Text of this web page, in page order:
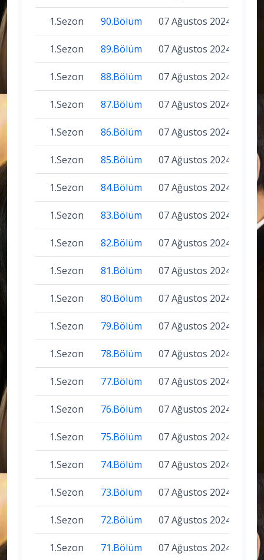
1.Sezon 90.Bölüm 07 Ağustos 2024
1.Sezon 89.Bölüm 07 Ağustos 2024
1.Sezon 88.Bölüm 07 Ağustos 2024
1.Sezon 87.Bölüm 07 Ağustos 2024
1.Sezon 86.Bölüm 07 Ağustos 2024
1.Sezon 85.Bölüm 07 Ağustos 2024
1.Sezon 84.Bölüm 07 Ağustos 2024
1.Sezon 83.Bölüm 07 Ağustos 2024
1.Sezon 82.Bölüm 07 Ağustos 2024
1.Sezon 81.Bölüm 07 Ağustos 2024
1.Sezon 80.Bölüm 07 Ağustos 2024
1.Sezon 79.Bölüm 07 Ağustos 2024
1.Sezon 78.Bölüm 07 Ağustos 2024
1.Sezon 77.Bölüm 07 Ağustos 2024
1.Sezon 76.Bölüm 07 Ağustos 2024
1.Sezon 75.Bölüm 07 Ağustos 2024
1.Sezon 74.Bölüm 07 Ağustos 2024
1.Sezon 73.Bölüm 07 Ağustos 2024
1.Sezon 72.Bölüm 07 Ağustos 2024
1.Sezon 71.Bölüm 07 Ağustos 2024